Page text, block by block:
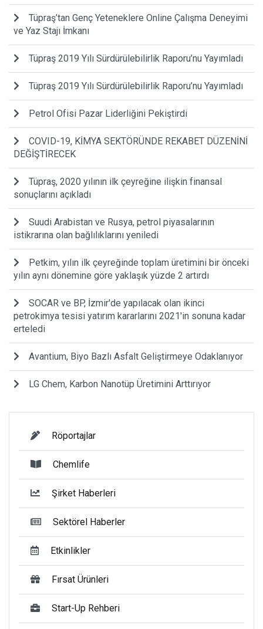
Tüpraş’tan Genç Yeteneklere Online Çalışma Deneyimi
ve Yaz Stajı İmkanı
Tüpraş 2019 Yılı Sürdürülebilirlik Raporu’nu Yayımladı
Tüpraş 2019 Yılı Sürdürülebilirlik Raporu’nu Yayımladı
Petrol Ofisi Pazar Liderliğini Pekiştirdi
COVID-19, KİMYA SEKTÖRÜNDE REKABET DÜZENİNİ
DEĞİŞTİRECEK
Tüpraş, 2020 yılının ilk çeyreğine ilişkin finansal
sonuçlarını açıkladı
Suudi Arabistan ve Rusya, petrol piyasalarının
istikrarına olan bağlılıklarını yeniledi
Petkim, yılın ilk çeyreğinde toplam üretimini bir önceki
yılın aynı dönemine göre yaklaşık yüzde 2 artırdı
SOCAR ve BP, İzmir'de yapılacak olan ikinci
petrokimya tesisi yatırım kararlarını 2021'in sonuna kadar
erteledi
Avantium, Biyo Bazlı Asfalt Geliştirmeye Odaklanıyor
LG Chem, Karbon Nanotüp Üretimini Arttırıyor
Röportajlar
Chemlife
Şirket Haberleri
Sektörel Haberler
Etkinlikler
Fırsat Ürünleri
Start-Up Rehberi